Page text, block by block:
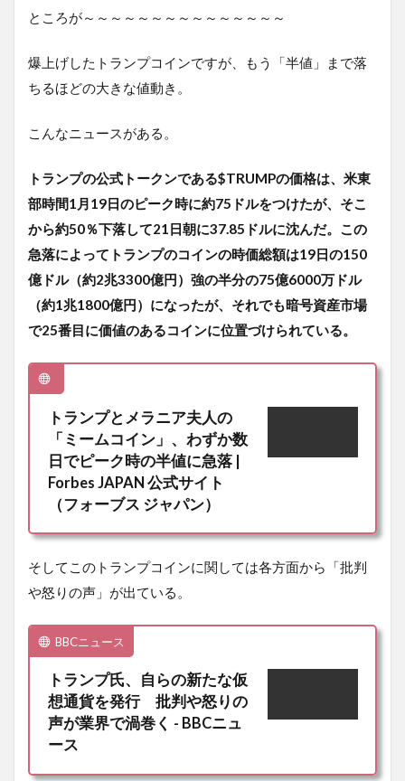
ところが～～～～～～～～～～～～～～～
爆上げしたトランプコインですが、もう「半値」まで落
ちるほどの大きな値動き。
こんなニュースがある。
トランプの公式トークンである$TRUMPの価格は、米東
部時間1月19日のピーク時に約75ドルをつけたが、そこ
から約50％下落して21日朝に37.85ドルに沈んだ。この
急落によってトランプのコインの時価総額は19日の150
億ドル（約2兆3300億円）強の半分の75億6000万ドル
（約1兆1800億円）になったが、それでも暗号資産市場
で25番目に価値のあるコインに位置づけられている。
トランプとメラニア夫人の
「ミームコイン」、わずか数
日でピーク時の半値に急落 |
Forbes JAPAN 公式サイト
（フォーブス ジャパン）
そしてこのトランプコインに関しては各方面から「批判
や怒りの声」が出ている。
BBCニュース
トランプ氏、自らの新たな仮
想通貨を発行 批判や怒りの
声が業界で渦巻く - BBCニュ
ース